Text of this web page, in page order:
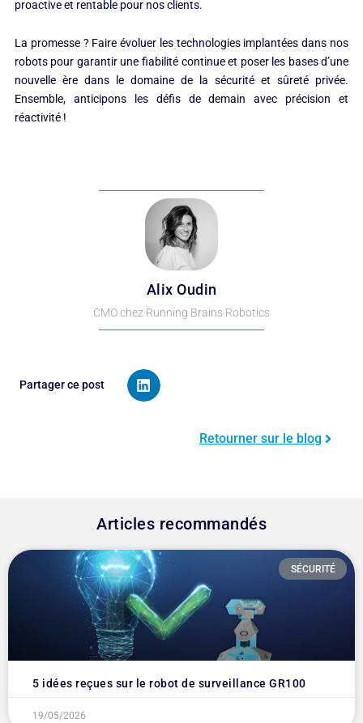
proactive et rentable pour nos clients.
La promesse ? Faire évoluer les technologies implantées dans nos
robots pour garantir une fiabilité continue et poser les bases d’une
nouvelle ère dans le domaine de la sécurité et sûreté privée.
Ensemble, anticipons les défis de demain avec précision et
réactivité !
Alix Oudin
CMO chez Running Brains Robotics
Partager ce post
Retourner sur le blog
Articles recommandés
SÉCURITÉ
5 idées reçues sur le robot de surveillance GR100
19/05/2026